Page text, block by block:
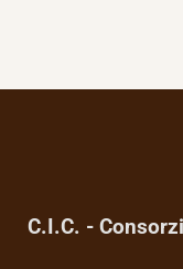
C.I.C. -